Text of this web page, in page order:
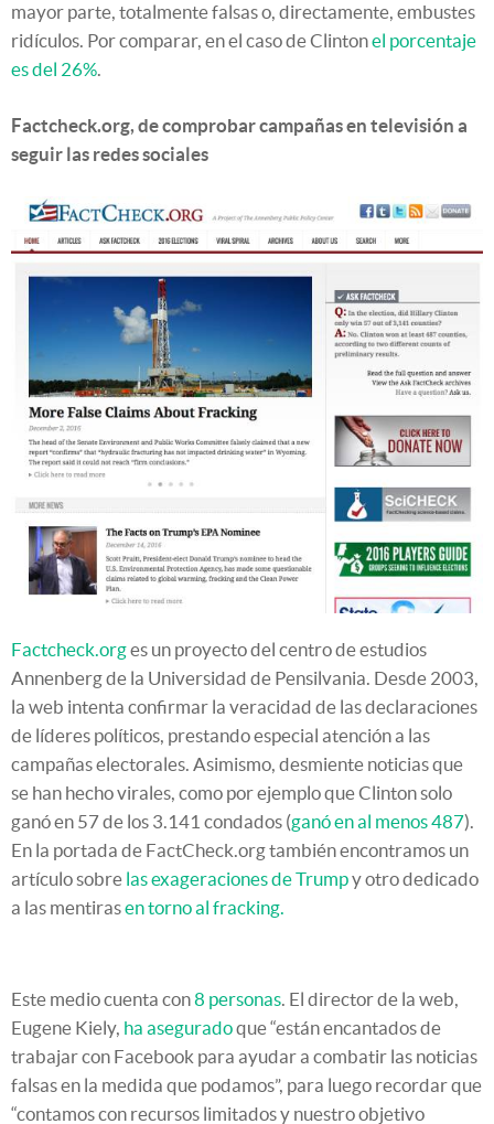
mayor parte, totalmente falsas o, directamente, embustes
ridículos. Por comparar, en el caso de Clintonel porcentaje
es del 26%.
Factcheck.org, de comprobar campañas en televisión a
seguir las redes sociales
Factcheck.orges un proyecto del centro de estudios
Annenberg de la Universidad de Pensilvania. Desde 2003,
la web intenta confirmar la veracidad de las declaraciones
de líderes políticos, prestando especial atención a las
campañas electorales. Asimismo, desmiente noticias que
se han hecho virales, como por ejemplo que Clinton solo
ganó en 57 de los 3.141 condados (ganó en al menos 487).
En la portada de FactCheck.org también encontramos un
artículo sobre las exageraciones de Trumpy otro dedicado
a las mentirasen torno al fracking.
Este medio cuenta con8 personas . El director de la web,
Eugene Kiely, ha aseguradoque “están encantados de
trabajar con Facebook para ayudar a combatir las noticias
falsas en la medida que podamos”, para luego recordar que
“contamos con recursos limitados y nuestro objetivo